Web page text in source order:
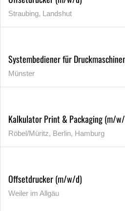
Straubing, Landshut
Systembediener für
Münster
Kalkulator Print & Packaging (m/
Röbel/Müritz, Berlin, Hamburg
Offsetdrucker (m/w/d)
Weiler im Allgäu